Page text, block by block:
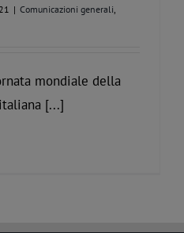
| Comunicazioni generali
mondiale della
[...]